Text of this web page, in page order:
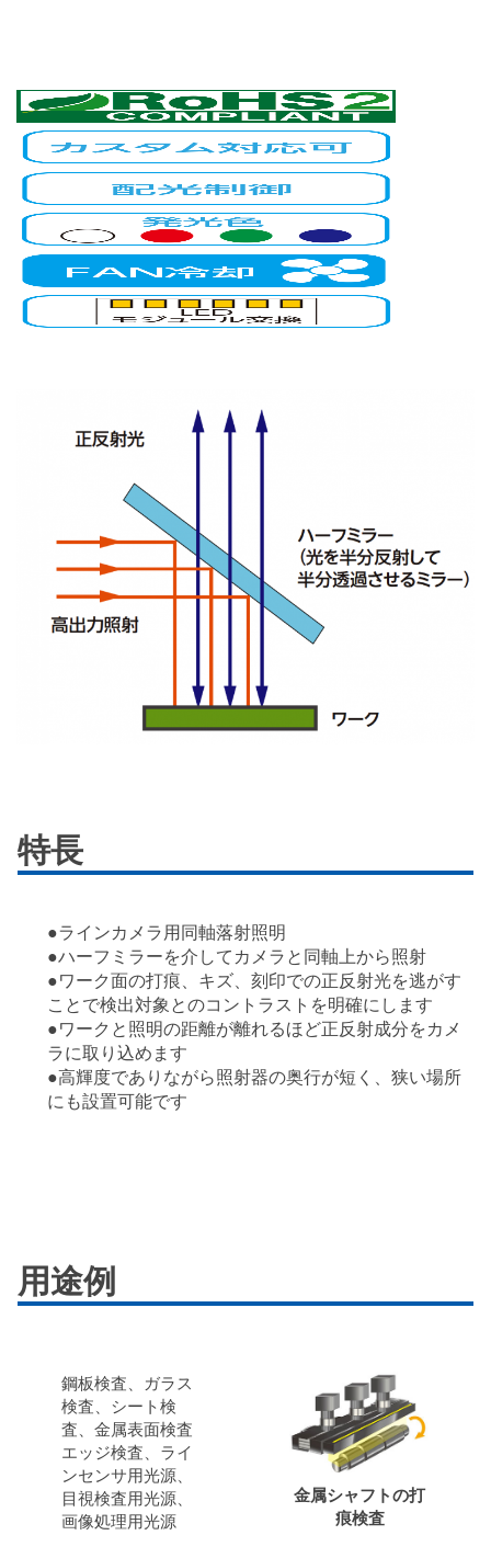
特長
●ラインカメラ用同軸落射照明
●ハーフミラーを介してカメラと同軸上から照射
●ワーク面の打痕、キズ、刻印での正反射光を逃がす
ことで検出対象とのコントラストを明確にします
●ワークと照明の距離が離れるほど正反射成分をカメ
ラに取り込めます
●高輝度でありながら照射器の奥行が短く、狭い場所
にも設置可能です
用途例
鋼板検査、ガラス
検査、シート検
査、金属表面検査
エッジ検査、ライ
ンセンサ用光源、
目視検査用光源、
画像処理用光源
金属シャフトの打
痕検査